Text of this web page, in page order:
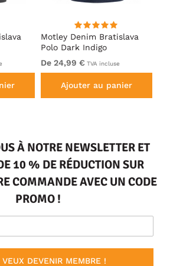
Motley Denim Bratislava
Polo Dark Indigo
De 24,99 € TVA incluse
Ajouter au panier
À NOTRE NEWSLETTER ET
10 % DE RÉDUCTION SUR
COMMANDE AVEC UN CODE
PROMO !
DEVENIR MEMBRE !